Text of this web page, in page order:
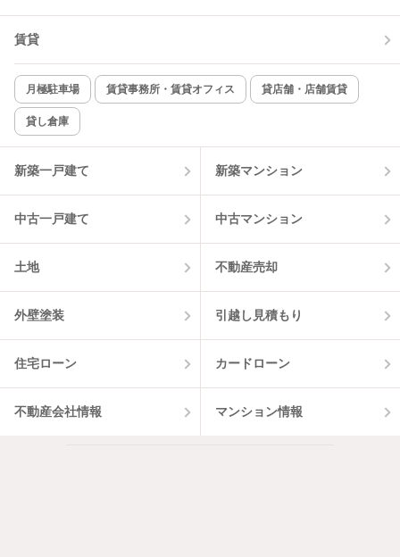
賃貸
月極駐車場 賃貸事務所・賃貸オフィス 貸店舗・店舗賃貸
貸し倉庫
新築一戸建て 新築マンション
中古一戸建て 中古マンション
土地 不動産売却
外壁塗装 引越し見積もり
住宅ローン カードローン
不動産会社情報 マンション情報